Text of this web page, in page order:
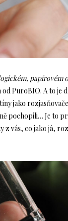
papírovém
PuroBIO. A to je
jako
pochopili… Je to
z vás, co jako já,